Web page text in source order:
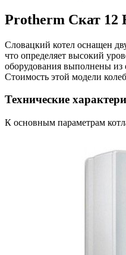
Protherm Скат 12
Словацкий котел оснащен
что определяет высокий
оборудования выполнены из
Стоимость этой модели
Технические
К основным параметрам